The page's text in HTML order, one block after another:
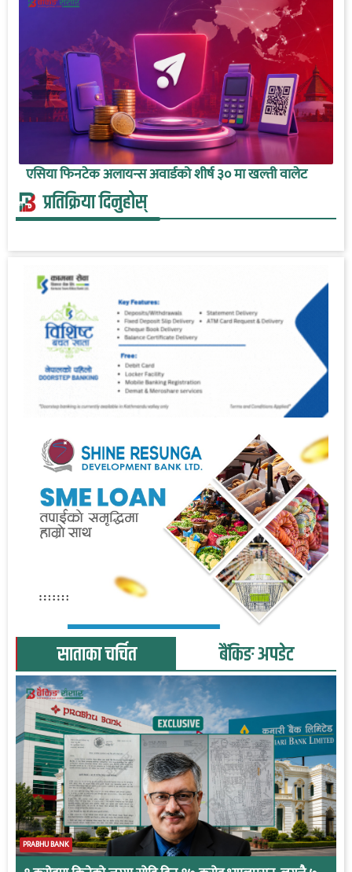
एसिया फिनटेक अलायन्स अवार्डको शीर्ष ३० मा खल्ती वालेट
प्रतिक्रिया दिनुहोस्
साताका चर्चित बैंकिङ अपडेट
PRABHU BANK